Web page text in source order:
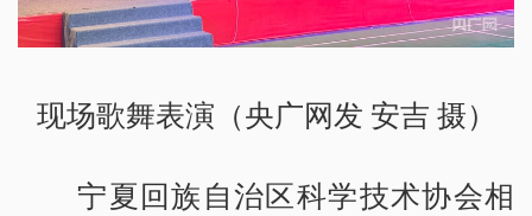
现场歌舞表演（央广网发 安吉 摄）
宁夏回族自治区科学技术协会相